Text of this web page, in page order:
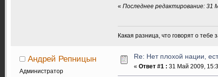
« Последнее редактирование: 31
Какая разница, что говорят о
Андрей Репницын
Администратор
Re: Нет плохой нации,
« Ответ #1 : 31 Май 2009,